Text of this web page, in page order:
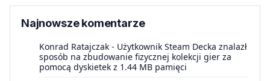
Najnowsze komentarze
Konrad Ratajczak - Użytkownik Steam Decka znalazł
sposób na zbudowanie fizycznej kolekcji gier za
pomocą dyskietek z 1.44 MB pamięci